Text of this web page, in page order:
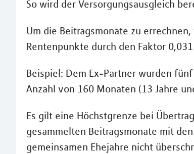
So wird der Versorgungsausgleich
Um die Beitragsmonate zu
Rentenpunkte durch den Faktor
Beispiel: Dem Ex-Partner wurden
Anzahl von 160 Monaten (13 Jahre
Es gilt eine Höchstgrenze bei
gesammelten Beitragsmonate mit
gemeinsamen Ehejahre nicht